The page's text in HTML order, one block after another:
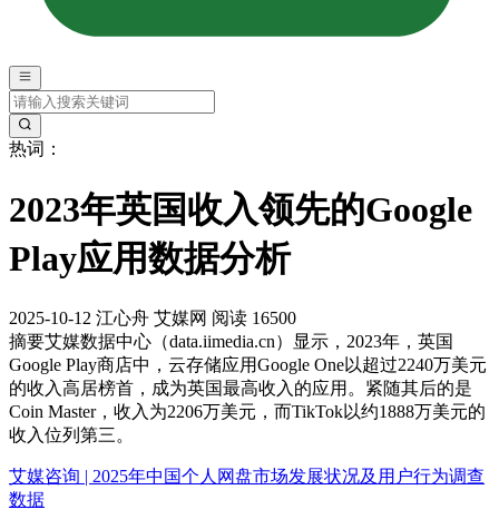
热词：
2023年英国收入领先的Google
Play应用数据分析
2025-10-12 江心舟 艾媒网 阅读 16500
摘要艾媒数据中心（data.iimedia.cn）显示，2023年，英国
Google Play商店中，云存储应用Google One以超过2240万美元
的收入高居榜首，成为英国最高收入的应用。紧随其后的是
Coin Master，收入为2206万美元，而TikTok以约1888万美元的
收入位列第三。
艾媒咨询 | 2025年中国个人网盘市场发展状况及用户行为调查
数据